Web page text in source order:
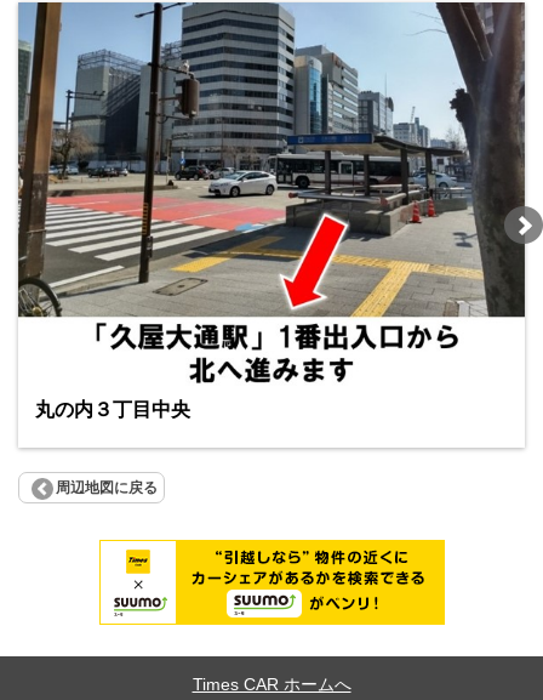
丸の内３丁目中央
周辺地図に戻る
Times CAR ホームへ